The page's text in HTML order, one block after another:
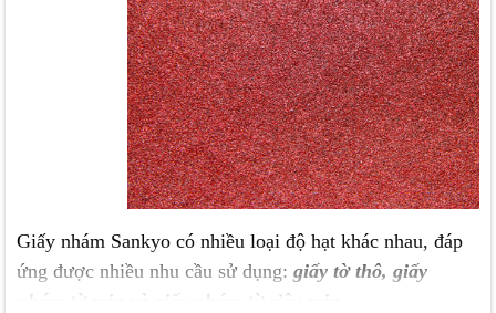
Giấy nhám Sankyo có nhiều loại độ hạt khác nhau, đáp
ứng được nhiều nhu cầu sử dụng: giấy tờ thô, giấy
nhám tờ mịn và giấy nhám tờ siêu mịn.